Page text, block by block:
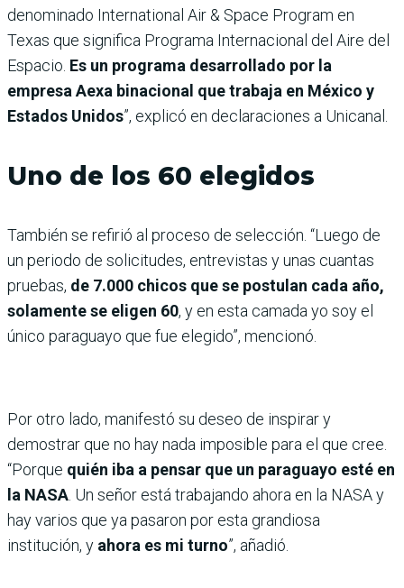
denominado International Air & Space Program en
Texas que significa Programa Internacional del Aire del
Espacio. Es un programa desarrollado por la
empresa Aexa binacional que trabaja en México y
Estados Unidos”, explicó en declaraciones a Unicanal.
Uno de los 60 elegidos
También se refirió al proceso de selección. “Luego de
un periodo de solicitudes, entrevistas y unas cuantas
pruebas, de 7.000 chicos que se postulan cada año,
solamente se eligen 60, y en esta camada yo soy el
único paraguayo que fue elegido”, mencionó.
Por otro lado, manifestó su deseo de inspirar y
demostrar que no hay nada imposible para el que cree.
“Porque quién iba a pensar que un paraguayo esté en
la NASA . Un señor está trabajando ahora en la NASA y
hay varios que ya pasaron por esta grandiosa
institución, y ahora es mi turno”, añadió.